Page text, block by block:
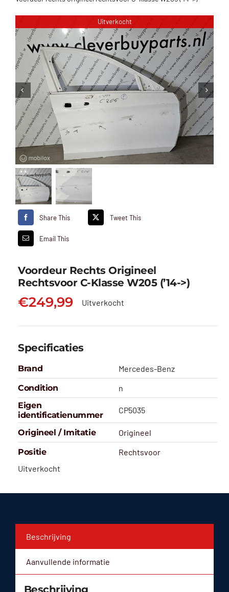
Uitverkocht
Share This Tweet This
Email This
Voordeur Rechts Origineel
Rechtsvoor C-Klasse W205 (’14->)
€249,99 Uitverkocht
Specificaties
Brand
Mercedes-Benz
Condition
n
Eigen
identificatienummer
CP5035
Origineel / Imitatie
Origineel
Positie
Rechtsvoor
Uitverkocht
Beschrijving
Aanvullende informatie
Beschrijving